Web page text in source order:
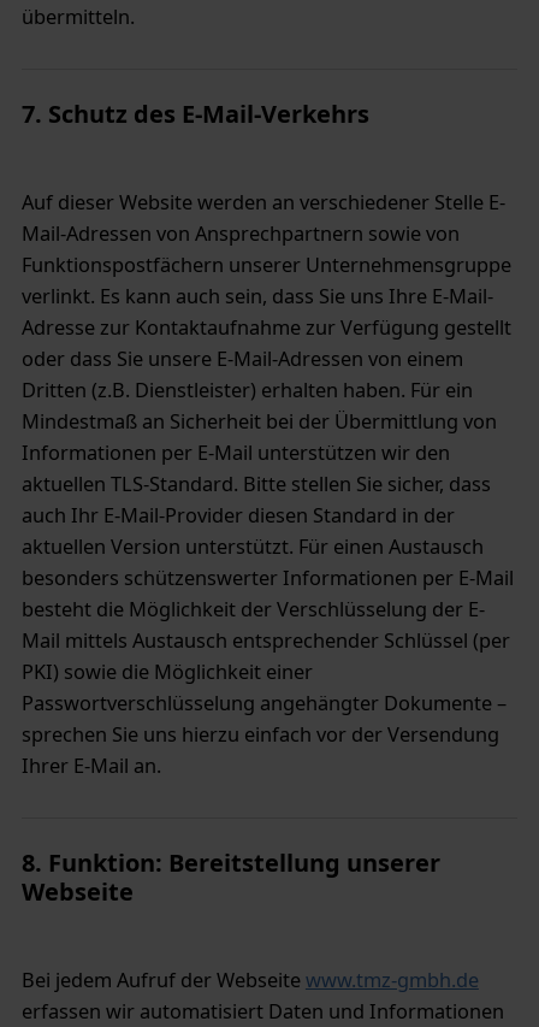
übermitteln.
7. Schutz des E-Mail-Verkehrs
Auf dieser Website werden an verschiedener Stelle E-
Mail-Adressen von Ansprechpartnern sowie von
Funktionspostfächern unserer Unternehmensgruppe
verlinkt. Es kann auch sein, dass Sie uns Ihre E-Mail-
Adresse zur Kontaktaufnahme zur Verfügung gestellt
oder dass Sie unsere E-Mail-Adressen von einem
Dritten (z.B. Dienstleister) erhalten haben. Für ein
Mindestmaß an Sicherheit bei der Übermittlung von
Informationen per E-Mail unterstützen wir den
aktuellen TLS-Standard. Bitte stellen Sie sicher, dass
auch Ihr E-Mail-Provider diesen Standard in der
aktuellen Version unterstützt. Für einen Austausch
besonders schützenswerter Informationen per E-Mail
besteht die Möglichkeit der Verschlüsselung der E-
Mail mittels Austausch entsprechender Schlüssel (per
PKI) sowie die Möglichkeit einer
Passwortverschlüsselung angehängter Dokumente –
sprechen Sie uns hierzu einfach vor der Versendung
Ihrer E-Mail an.
8. Funktion: Bereitstellung unserer
Webseite
Bei jedem Aufruf der Webseitewww.tmz-gmbh.de
erfassen wir automatisiert Daten und Informationen